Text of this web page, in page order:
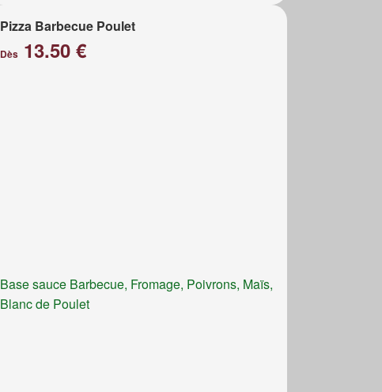
Pizza Barbecue Poulet
Dès 13.50 €
Base sauce Barbecue, Fromage, Poivrons, Maïs,
Blanc de Poulet